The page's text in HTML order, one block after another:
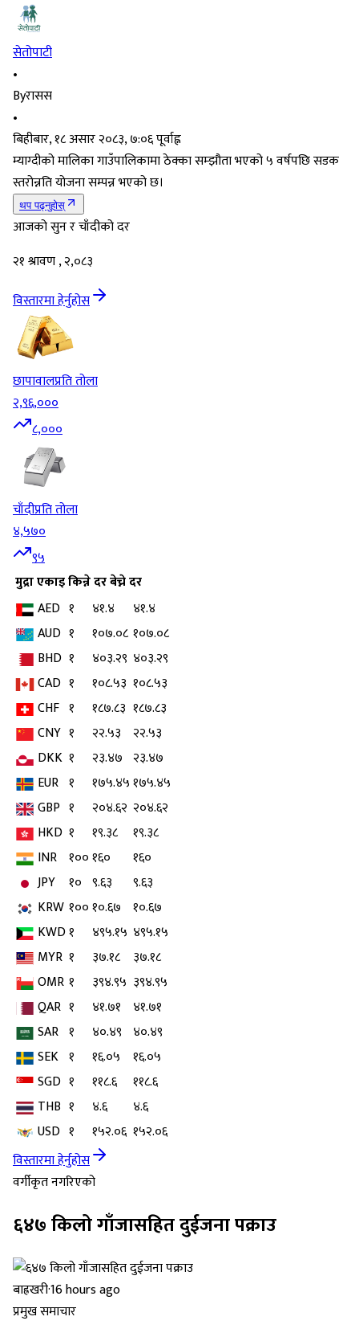
सेतोपाटी
•
Byरासस
•
बिहीबार, १८ असार २०८३, ७:०६ पूर्वाह्न
म्याग्दीको मालिका गाउँपालिकामा ठेक्का सम्झौता भएको ५ वर्षपछि सडक
स्तरोन्नति योजना सम्पन्न भएको छ।
थप पढ्नुहोस्
आजको सुन र चाँदीको दर
२१ श्रावण , २,०८३
विस्तारमा हेर्नुहोस
छापावालप्रति तोला
२,९६,०००
८,०००
चाँदीप्रति तोला
४,५७०
९५
मुद्राएकाइकिन्ने दरबेच्ने दर
AED १ ४१.४
४१.४
AUD १ १०७.०८ १०७.०८
BHD १ ४०३.२९ ४०३.२९
CAD १ १०८.५३ १०८.५३
CHF १ १८७.८३ १८७.८३
CNY १ २२.५३
२२.५३
DKK १ २३.४७ २३.४७
EUR १ १७५.४५१७५.४५
GBP १ २०४.६२ २०४.६२
HKD १ १९.३८
१९.३८
INR १००१६०
१६०
JPY
१० ९.६३
९.६३
KRW १००१०.६७ १०.६७
KWD१ ४९५.१५ ४९५.१५
MYR १ ३७.१८
३७.१८
OMR १ ३९४.९५ ३९४.९५
QAR १ ४१.७१
४१.७१
SAR १ ४०.४९ ४०.४९
SEK १ १६.०५
१६.०५
SGD १ ११८.६
११८.६
THB १ ४.६
४.६
USD १ १५२.०६ १५२.०६
विस्तारमा हेर्नुहोस
वर्गीकृत नगरिएको
६४७ किलो गाँजासहित दुईजना पक्राउ
बाह्रखरी·16 hours ago
प्रमुख समाचार